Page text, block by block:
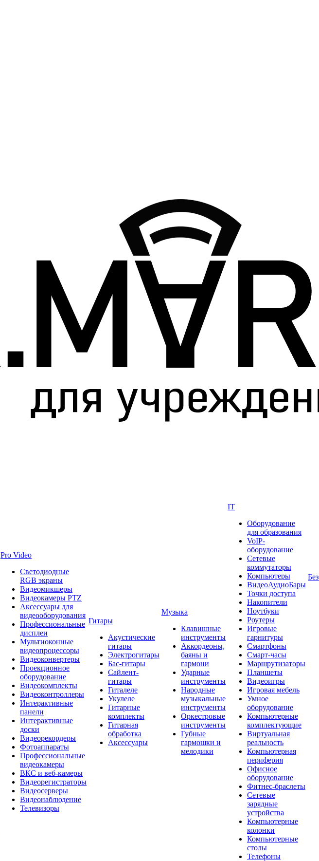
Pro Video
Светодиодные
RGB экраны
Видеомикшеры
Видеокамеры PTZ
Аксессуары для
видеооборудования
Профессиональные
дисплеи
Мультиоконные
видеопроцессоры
Видеоконвертеры
Проекционное
оборудование
Видеокомплекты
Видеоконтроллеры
Интерактивные
панели
Интерактивные
доски
Видеорекордеры
Фотоаппараты
Профессиональные
видеокамеры
ВКС и веб-камеры
Видеорегистраторы
Видеосерверы
Видеонаблюдение
Телевизоры
Гитары
Акустические
гитары
Электрогитары
Бас-гитары
Сайлент-
гитары
Гиталеле
Укулеле
Гитарные
комплекты
Гитарная
обработка
Аксессуары
Музыка
Клавишные
инструменты
Аккордеоны,
баяны и
гармони
Ударные
инструменты
Народные
музыкальные
инструменты
Оркестровые
инструменты
Губные
гармошки и
мелодики
IT
Оборудование
для образования
VoIP-
оборудование
Сетевые
коммутаторы
Компьютеры
ВидеоАудиоБары
Точки доступа
Накопители
Ноутбуки
Роутеры
Игровые
гарнитуры
Смартфоны
Смарт-часы
Маршрутизаторы
Планшеты
Видеоигры
Игровая мебель
Умное
оборудование
Компьютерные
комплектующие
Виртуальная
реальность
Компьютерная
периферия
Офисное
оборудование
Фитнес-браслеты
Сетевые
зарядные
устройства
Компьютерные
колонки
Компьютерные
столы
Телефоны